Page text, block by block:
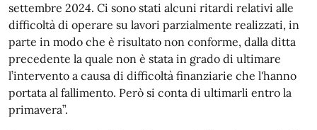
settembre 2024. Ci sono stati alcuni ritardi relativi alle
difficoltà di operare su lavori parzialmente realizzati, in
parte in modo che è risultato non conforme, dalla ditta
precedente la quale non è stata in grado di ultimare
l’intervento a causa di difficoltà finanziarie che l'hanno
portata al fallimento. Però si conta di ultimarli entro la
primavera”.